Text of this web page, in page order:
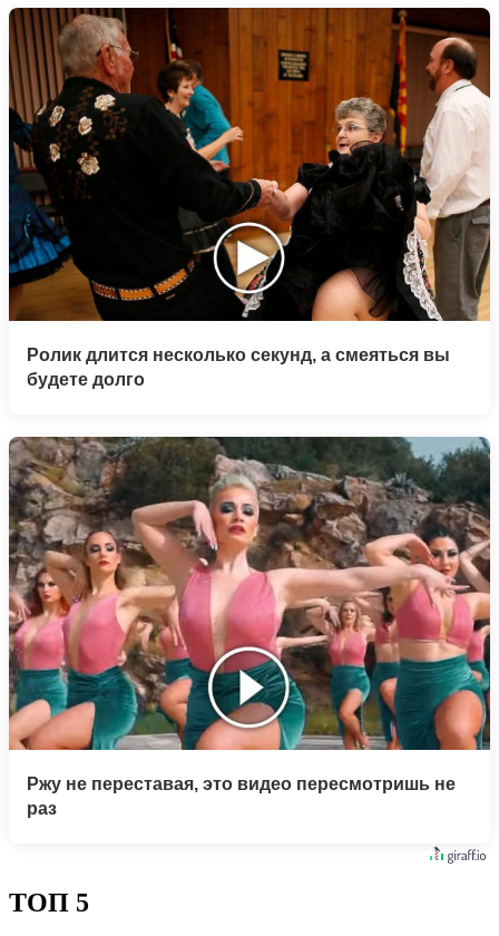
Ролик длится несколько секунд, а смеяться вы
будете долго
Ржу не переставая, это видео пересмотришь не
раз
ТОП 5